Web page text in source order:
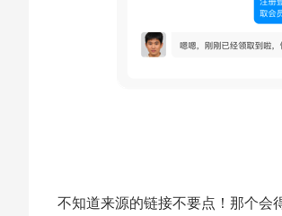
不知道来源的链接不要点！那个会